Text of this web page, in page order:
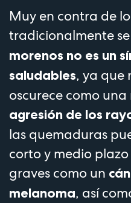
Muy en contra de
tradicionalmente
morenos no es un
saludables, ya que
oscurece como
agresión de los
las quemaduras
corto y medio
graves como un
melanoma, así